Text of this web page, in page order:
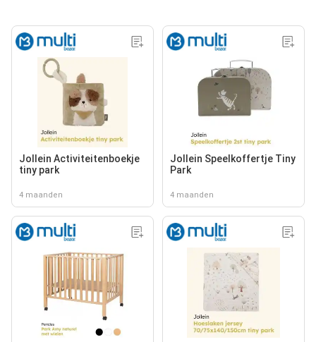
Jollein Activiteitenboekje
tiny park
4 maanden
Jollein Speelkoffertje Tiny
Park
4 maanden